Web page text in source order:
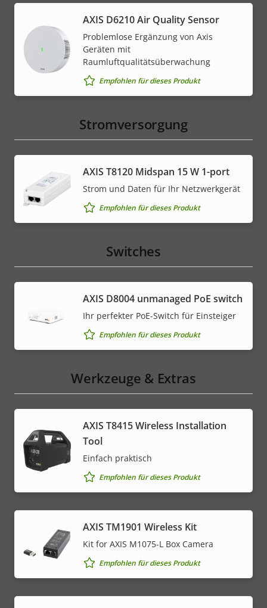
AXIS D6210 Air Quality Sensor
Problemlose Ergänzung von Axis
Geräten mit
Raumluftqualitätsüberwachung
Empfohlen für dieses Produkt
Stromversorgung
AXIS T8120 Midspan 15 W 1-port
Strom und Daten für Ihr Netzwerkgerät
Empfohlen für dieses Produkt
Switches
AXIS ​D8004 unmanaged PoE switch
Ihr perfekter PoE-Switch für Einsteiger
Empfohlen für dieses Produkt
Werkzeuge & Extras
AXIS T8415 Wireless Installation
Tool
Einfach praktisch
Empfohlen für dieses Produkt
AXIS TM1901 Wireless Kit
Kit for AXIS M1075-L Box Camera
Empfohlen für dieses Produkt